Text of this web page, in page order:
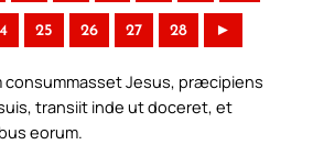
25 26 27 28 ►
consummasset Jesus, præcipiens
transiit inde ut doceret, et
eorum.